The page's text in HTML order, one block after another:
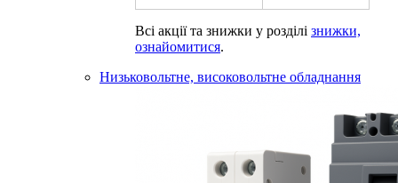
Всі акції та знижки у розділі знижки,
ознайомитися.
Низьковольтне, високовольтне обладнання